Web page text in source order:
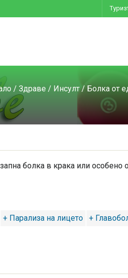
/ Здраве / Инсулт/ Болка от
болка в крака или особено
+ Парализа на лицето
+